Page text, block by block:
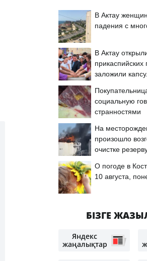
В Актау
падения с
В Актау
прикаспийских
заложили
социальную
странностями
На
произошло
очистке
О погоде в
10 августа,
БІЗГЕ
Яндекс
жаңалықтар